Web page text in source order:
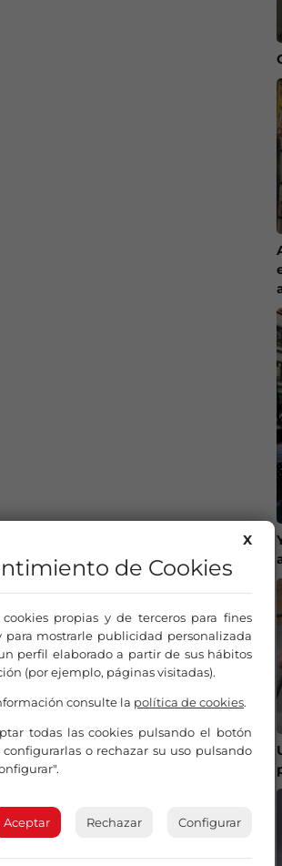
X
de Cookies
propias y de terceros para fines
para mostrarle publicidad personalizada
perfil elaborado a partir de sus hábitos
(por ejemplo, páginas visitadas).
consulte la política de cookies.
todas las cookies pulsando el botón
configurarlas o rechazar su uso pulsando
Aceptar Rechazar Configurar